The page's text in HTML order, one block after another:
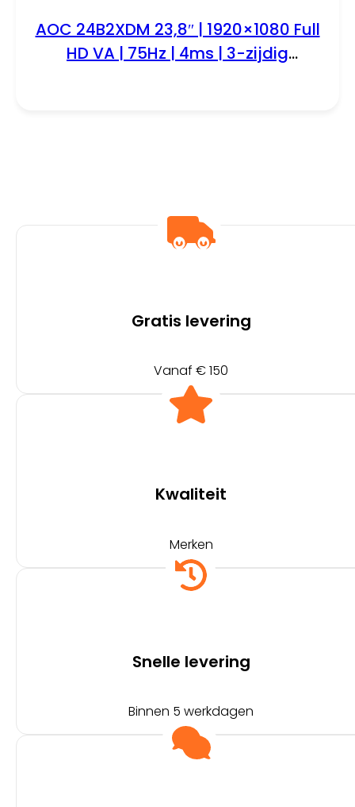
AOC 24B2XDM 23,8″ | 1920×1080 Full
HD VA | 75Hz | 4ms | 3-zijdig
Gratis levering
Vanaf € 150
Kwaliteit
Merken
Snelle levering
Binnen 5 werkdagen